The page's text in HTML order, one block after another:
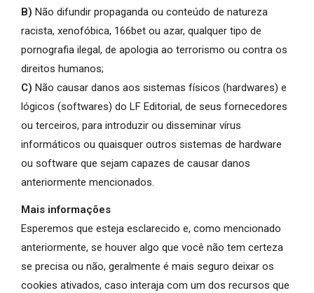
B) Não difundir propaganda ou conteúdo de natureza
racista, xenofóbica, 166bet ou azar, qualquer tipo de
pornografia ilegal, de apologia ao terrorismo ou contra os
direitos humanos;
C) Não causar danos aos sistemas físicos (hardwares) e
lógicos (softwares) do LF Editorial, de seus fornecedores
ou terceiros, para introduzir ou disseminar vírus
informáticos ou quaisquer outros sistemas de hardware
ou software que sejam capazes de causar danos
anteriormente mencionados.
Mais informações
Esperemos que esteja esclarecido e, como mencionado
anteriormente, se houver algo que você não tem certeza
se precisa ou não, geralmente é mais seguro deixar os
cookies ativados, caso interaja com um dos recursos que